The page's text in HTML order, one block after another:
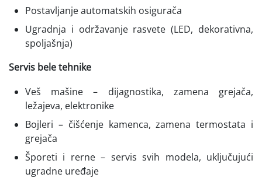
Postavljanje automatskih osigurača
Ugradnja i održavanje rasvete (LED, dekorativna,
spoljašnja)
Servis bele tehnike
Veš mašine – dijagnostika, zamena grejača,
ležajeva, elektronike
Bojleri – čišćenje kamenca, zamena termostata i
grejača
Šporeti i rerne – servis svih modela, uključujući
ugradne uređaje